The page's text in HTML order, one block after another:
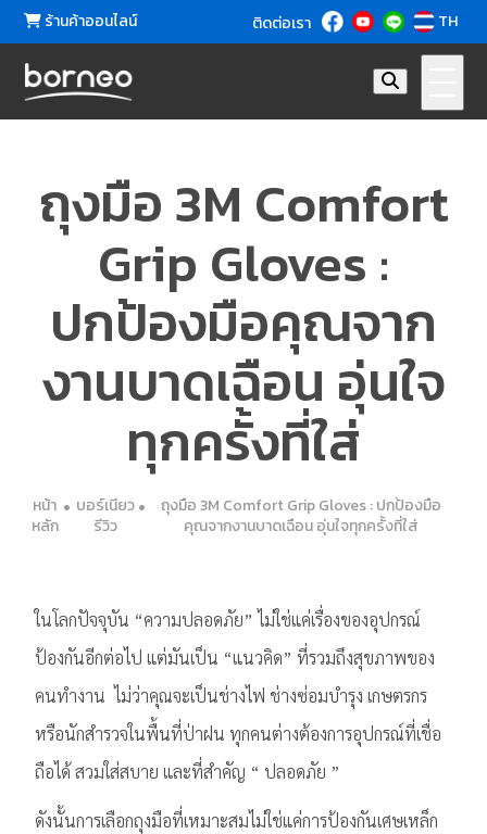
ร้านค้าออนไลน์ ติดต่อเรา TH
ถุงมือ 3M Comfort
Grip Gloves :
ปกป้องมือคุณจาก
งานบาดเฉือน อุ่นใจ
ทุกครั้งที่ใส่
หน้า
หลัก
บอร์เนียว
รีวิว
ถุงมือ 3M Comfort Grip Gloves : ปกป้องมือ
คุณจากงานบาดเฉือน อุ่นใจทุกครั้งที่ใส่
ในโลกปัจจุบัน “ความปลอดภัย” ไม่ใช่แค่เรื่องของอุปกรณ์
ป้องกันอีกต่อไป แต่มันเป็น “แนวคิด” ที่รวมถึงสุขภาพของ
คนทำงาน ไม่ว่าคุณจะเป็นช่างไฟ ช่างซ่อมบำรุง เกษตรกร
หรือนักสำรวจในพื้นที่ป่าฝน ทุกคนต่างต้องการอุปกรณ์ที่เชื่อ
ถือได้ สวมใส่สบาย และที่สำคัญ “ ปลอดภัย ”
ดังนั้นการเลือกถุงมือที่เหมาะสมไม่ใช่แค่การป้องกันเศษเหล็ก